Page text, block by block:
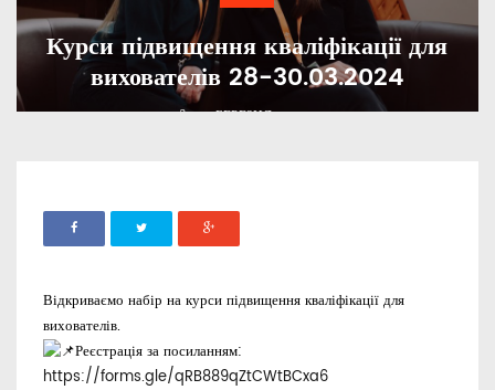
Курси підвищення кваліфікації для
вихователів 28-30.03.2024
ADMIN 07 БЕРЕЗНЯ, 2024 914
Відкриваємо набір на курси підвищення кваліфікації для
вихователів.
Реєстрація за посиланням:
https://forms.gle/qRB889qZtCWtBCxa6